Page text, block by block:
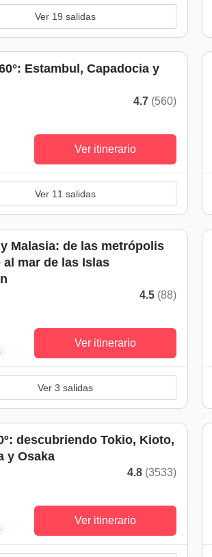
Ver 19 salidas
Estambul, Capadocia y
4.7 (560)
Ver itinerario
Ver 11 salidas
Malasia: de las metrópolis
mar de las Islas
4.5 (88)
Ver itinerario
Ver 3 salidas
descubriendo Tokio, Kioto,
y Osaka
4.8 (3533)
Ver itinerario